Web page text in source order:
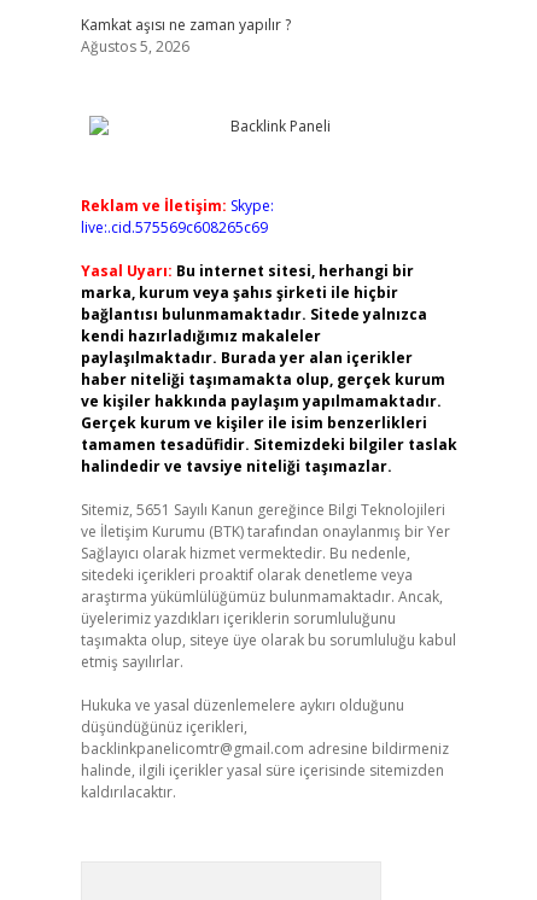
Kamkat aşısı ne zaman yapılır ?
Ağustos 5, 2026
Reklam ve İletişim: Skype:
live:.cid.575569c608265c69
Yasal Uyarı: Bu internet sitesi, herhangi bir
marka, kurum veya şahıs şirketi ile hiçbir
bağlantısı bulunmamaktadır. Sitede yalnızca
kendi hazırladığımız makaleler
paylaşılmaktadır. Burada yer alan içerikler
haber niteliği taşımamakta olup, gerçek kurum
ve kişiler hakkında paylaşım yapılmamaktadır.
Gerçek kurum ve kişiler ile isim benzerlikleri
tamamen tesadüfidir. Sitemizdeki bilgiler taslak
halindedir ve tavsiye niteliği taşımazlar.
Sitemiz, 5651 Sayılı Kanun gereğince Bilgi Teknolojileri
ve İletişim Kurumu (BTK) tarafından onaylanmış bir Yer
Sağlayıcı olarak hizmet vermektedir. Bu nedenle,
sitedeki içerikleri proaktif olarak denetleme veya
araştırma yükümlülüğümüz bulunmamaktadır. Ancak,
üyelerimiz yazdıkları içeriklerin sorumluluğunu
taşımakta olup, siteye üye olarak bu sorumluluğu kabul
etmiş sayılırlar.
Hukuka ve yasal düzenlemelere aykırı olduğunu
düşündüğünüz içerikleri,
backlinkpanelicomtr@gmail.com adresine bildirmeniz
halinde, ilgili içerikler yasal süre içerisinde sitemizden
kaldırılacaktır.